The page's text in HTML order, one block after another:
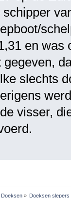
schipper
en was
gegeven,
slechts
visser,
» Doeksen slepers